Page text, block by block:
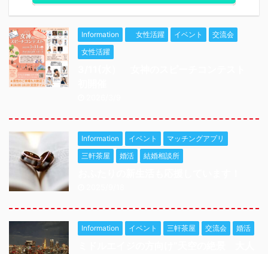
Information 女性活躍 イベント
交流会
女性活躍
Information イベント
マッチングアプリ
三軒茶屋
婚活 結婚相談所
Information イベント 三軒茶屋 交流会 婚活